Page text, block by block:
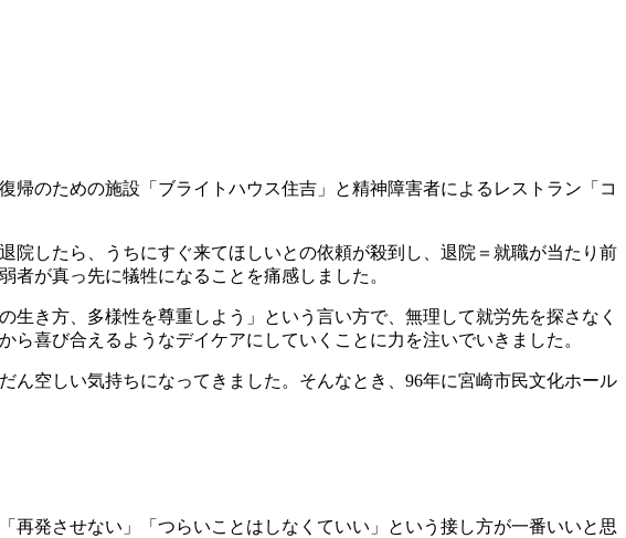
のための施設「ブライトハウス住吉」と精神障害者によるレストラン「コ
したら、うちにすぐ来てほしいとの依頼が殺到し、退院＝就職が当たり前
が真っ先に犠牲になることを痛感しました。
き方、多様性を尊重しよう」という言い方で、無理して就労先を探さなく
喜び合えるようなデイケアにしていくことに力を注いでいきました。
空しい気持ちになってきました。そんなとき、96年に宮崎市民文化ホール
発させない」「つらいことはしなくていい」という接し方が一番いいと思